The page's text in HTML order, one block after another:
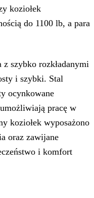
koziołek
do 1100 lb, a para
szybko rozkładanymi
i szybki. Stal
ocynkowane
pracę w
koziołek wyposażono
oraz zawijane
i komfort